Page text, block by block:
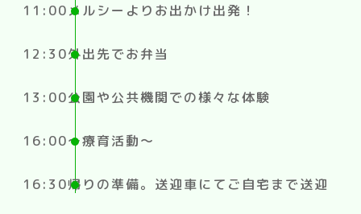
11:00メルシーよりお出かけ出発！
12:30外出先でお弁当
13:00公園や公共機関での様々な体験
16:00〜療育活動〜
16:30帰りの準備。送迎車にてご自宅まで送迎